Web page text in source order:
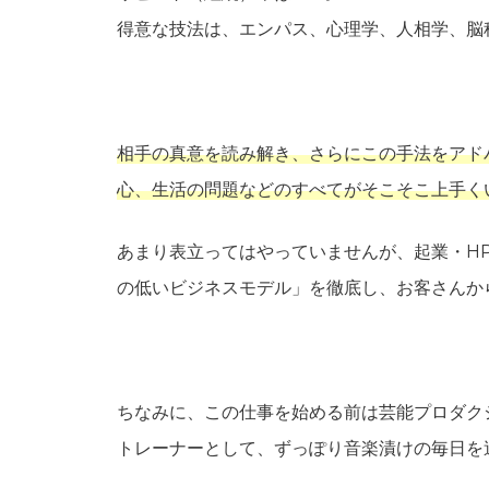
得意な技法は、エンパス、心理学、人相学、脳
相手の真意を読み解き、さらにこの手法をア
心、生活の問題などのすべてがそこそこ上手
あまり表立ってはやっていませんが、起業・
の低いビジネスモデル」を徹底し、お客さん
ちなみに、この仕事を始める前は芸能プロダ
トレーナーとして、ずっぽり音楽漬けの毎日